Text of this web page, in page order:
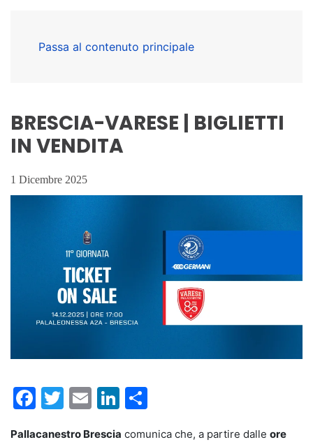
Passa al contenuto principale
BRESCIA-VARESE | BIGLIETTI
IN VENDITA
1 Dicembre 2025
Facebook
Twitter
EmailLinkedIn
Pallacanestro Brescia comunica che, a partire dalle ore